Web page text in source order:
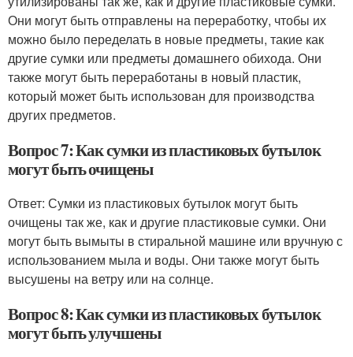
Они могут быть отправлены на переработку, чтобы их
можно было переделать в новые предметы, такие как
другие сумки или предметы домашнего обихода. Они
также могут быть переработаны в новый пластик,
который может быть использован для производства
других предметов.
Вопрос 7: Как сумки из пластиковых бутылок
могут быть очищены
Ответ: Сумки из пластиковых бутылок могут быть
очищены так же, как и другие пластиковые сумки. Они
могут быть вымыты в стиральной машине или вручную с
использованием мыла и воды. Они также могут быть
высушены на ветру или на солнце.
Вопрос 8: Как сумки из пластиковых бутылок
могут быть улучшены